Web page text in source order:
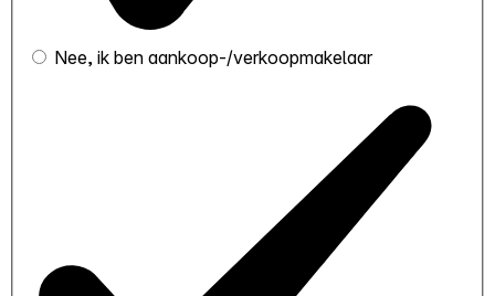
Nee, ik ben aankoop-/verkoopmakelaar